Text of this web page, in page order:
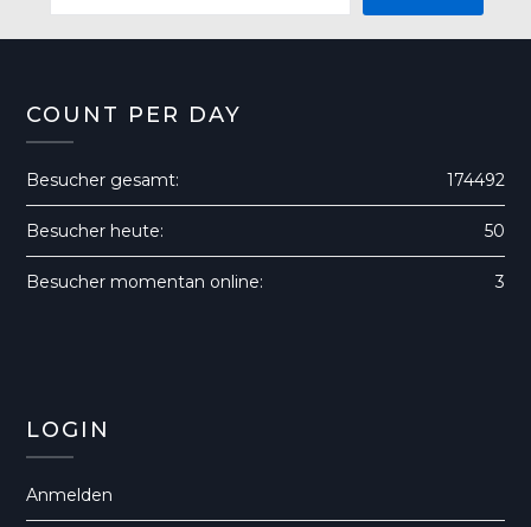
COUNT PER DAY
174492
Besucher gesamt:
50
Besucher heute:
3
Besucher momentan online:
LOGIN
Anmelden